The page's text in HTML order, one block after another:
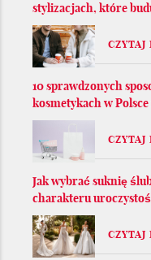
stylizacjach, które
CZYTAJ
10 sprawdzonych
kosmetykach w
CZYTAJ
Jak wybrać suknię
charakteru
CZYTAJ